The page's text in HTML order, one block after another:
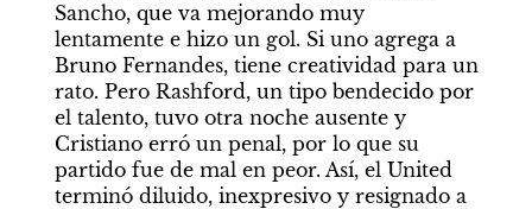
Sancho, que va mejorando muy
lentamente e hizo un gol. Si uno agrega a
Bruno Fernandes, tiene creatividad para un
rato. Pero Rashford, un tipo bendecido por
el talento, tuvo otra noche ausente y
Cristiano erró un penal, por lo que su
partido fue de mal en peor. Así, el United
terminó diluido, inexpresivo y resignado a